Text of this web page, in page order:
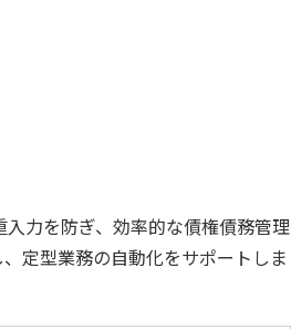
力を防ぎ、効率的な債権債務管理
定型業務の自動化をサポートしま